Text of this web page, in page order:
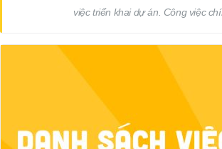
việc triển khai dự án. Công việc
tiến độ dự án Phối hợp và làm
(Deadline)